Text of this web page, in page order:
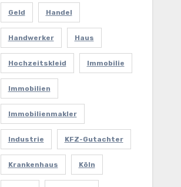
Geld Handel
Handwerker Haus
Hochzeitskleid Immobilie
Immobilien
Immobilienmakler
Industrie KFZ-Gutachter
Krankenhaus Köln